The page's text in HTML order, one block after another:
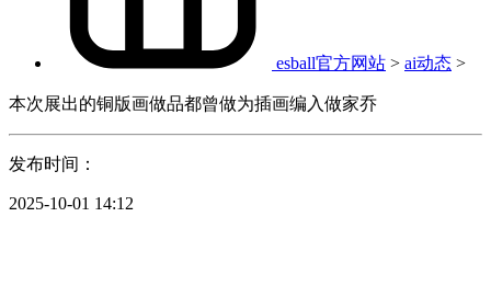
esball官方网站 > ai动态 >
本次展出的铜版画做品都曾做为插画编入做家乔
发布时间：
2025-10-01 14:12